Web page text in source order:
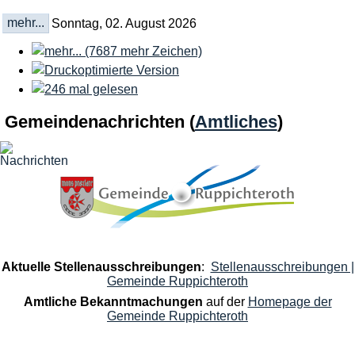
mehr... Sonntag, 02. August 2026
Gemeindenachrichten (Amtliches)
Aktuelle Stellenausschreibungen: Stellenausschreibungen |
Gemeinde Ruppichteroth
Amtliche Bekanntmachungen auf der Homepage der
Gemeinde Ruppichteroth